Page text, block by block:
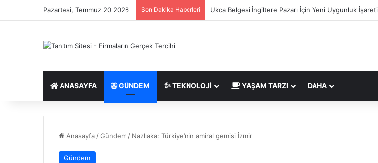
Pazartesi, Temmuz 20 2026 Son Dakika Haberleri Ukca Belgesi İngiltere Pazarı İçin Yeni Uygunluk İşareti
ANASAYFA GÜNDEM TEKNOLOJI YAŞAM TARZI DAHA
Anasayfa /Gündem / Nazlıaka: Türkiye’nin amiral gemisi İzmir
Gündem